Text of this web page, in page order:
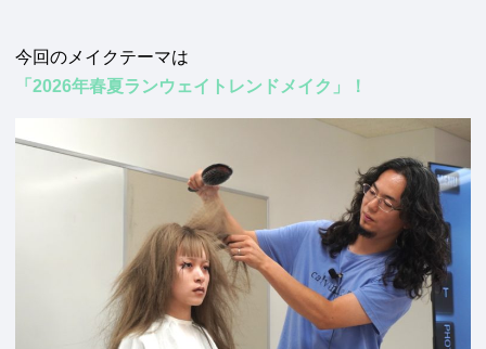
今回のメイクテーマは
「2026年春夏ランウェイトレンドメイク」！